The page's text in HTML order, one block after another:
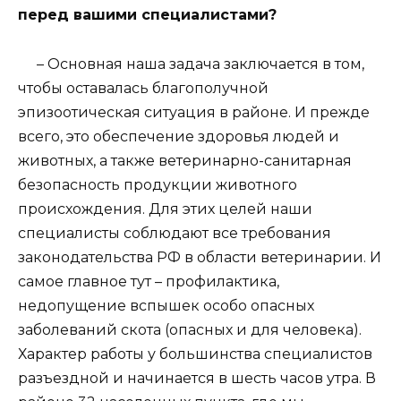
перед вашими специалистами?
– Основная наша задача заключается в том,
чтобы оставалась благополучной
эпизоотическая ситуация в районе. И прежде
всего, это обеспечение здоровья людей и
животных, а также ветеринарно-санитарная
безопасность продукции животного
происхождения. Для этих целей наши
специалисты соблюдают все требования
законодательства РФ в области ветеринарии. И
самое главное тут – профилактика,
недопущение вспышек особо опасных
заболеваний скота (опасных и для человека).
Характер работы у большинства специалистов
разъездной и начинается в шесть часов утра. В